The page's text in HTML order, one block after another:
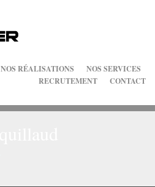
NOS RÉALISATIONS
NOS SERVICES
RECRUTEMENT
CONTACT